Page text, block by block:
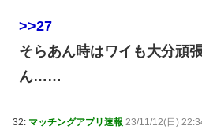
>>27
そらあん時はワイも大分頑
ん……
32: マッチングアプリ速報 23/11/12(日)